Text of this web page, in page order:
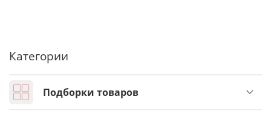
Категории
Подборки товаров